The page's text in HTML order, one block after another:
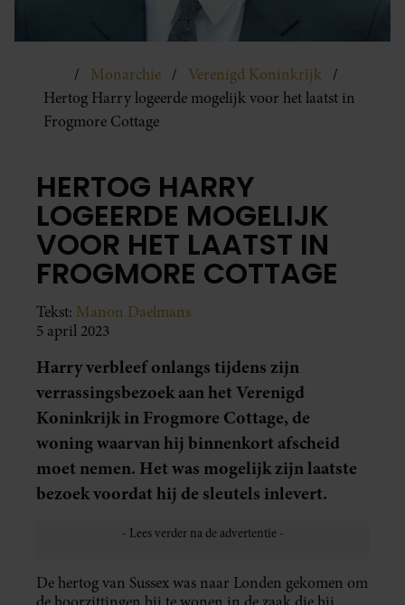
Monarchie
Verenigd Koninkrijk
Hertog Harry logeerde mogelijk voor het laatst in
Frogmore Cottage
HERTOG HARRY
LOGEERDE MOGELIJK
VOOR HET LAATST IN
FROGMORE COTTAGE
Tekst: Manon Daelmans
5 april 2023
Harry verbleef onlangs tijdens zijn
verrassingsbezoek aan het Verenigd
Koninkrijk in Frogmore Cottage, de
woning waarvan hij binnenkort afscheid
moet nemen. Het was mogelijk zijn laatste
bezoek voordat hij de sleutels inlevert.
De hertog van Sussex was naar Londen gekomen om